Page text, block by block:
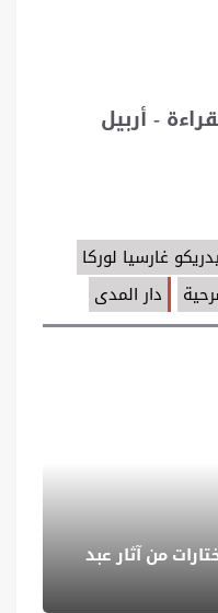
- أربيل
غارسيا لوركا
دار المدى
من آثار عبد